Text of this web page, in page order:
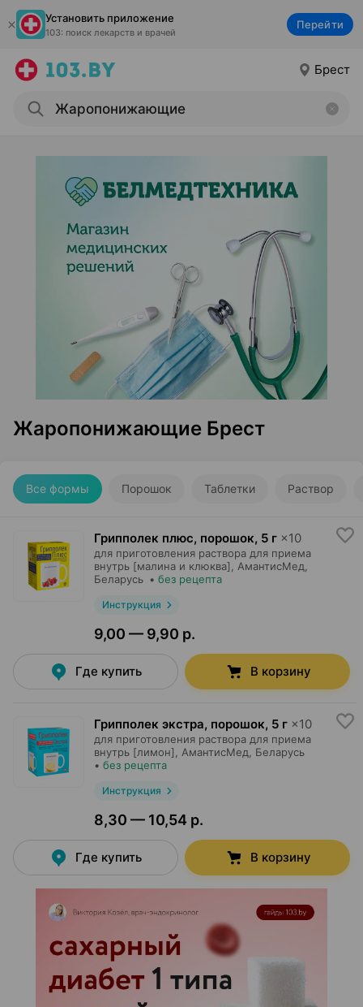
Установить приложение
103: поиск лекарств и врачей
Перейти
Брест
Жаропонижающие Брест
Все формы Порошок Таблетки Раствор
Грипполек плюс, порошок, 5 г ×10
для приготовления раствора для приема
внутрь [малина и клюква],
АмантисМед
Беларусь • без рецепта
Инструкция
9,00 — 9,90 р.
Где купить В корзину
Грипполек экстра, порошок, 5 г ×10
для приготовления раствора для приема
внутрь [лимон],
АмантисМед , Беларусь
• без рецепта
Инструкция
8,30 — 10,54 р.
Где купить В корзину